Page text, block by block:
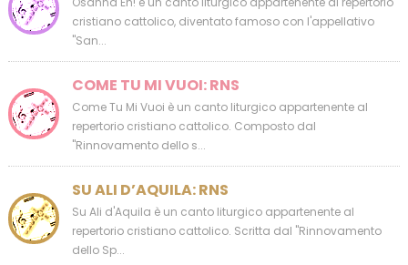
cristiano cattolico, diventato famoso con l'appellativo
"San...
COME TU MI VUOI: RNS
Come Tu Mi Vuoi è un canto liturgico appartenente al
repertorio cristiano cattolico. Composto dal
"Rinnovamento dello s...
SU ALI D’AQUILA: RNS
Su Ali d'Aquila è un canto liturgico appartenente al
repertorio cristiano cattolico. Scritta dal "Rinnovamento
dello Sp...